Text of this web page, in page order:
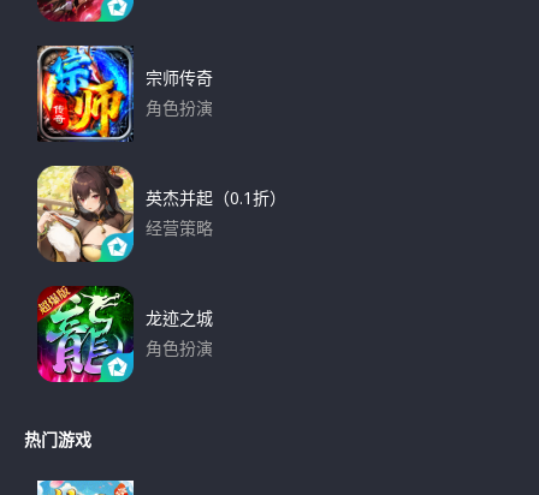
宗师传奇
角色扮演
英杰并起（0.1折）
经营策略
龙迹之城
角色扮演
热门游戏